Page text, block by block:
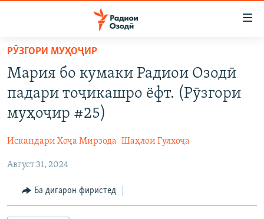
Ҷаҳиш
мояи
аслӣ
ба
феҳристи
Ҷаҳиш
ҷустор
СИЁСАТ
ҚАЗИЯИ "КРОКУС"
ОСИЁИ МАРКАЗӢ
ФАРҲАНГ
ГАПИ ОЗОД
РӮЗГОРИ МУҲОҶИР
ТАҲҚИҚОТ
ҶАНГ ДАР УКРАИНА
НАЗАРИ МАРДУМ
РӮЗГОРИ МУҲОҶИР
Мария бо кумаки Радиои Озодӣ
падари тоҷикашро ёфт. (Рӯзгори
муҳоҷир #25)
Искандари Хоҷа Мирзода Шаҳлои Гулхоҷа
Август 31, 2024
Ба дигарон фиристед